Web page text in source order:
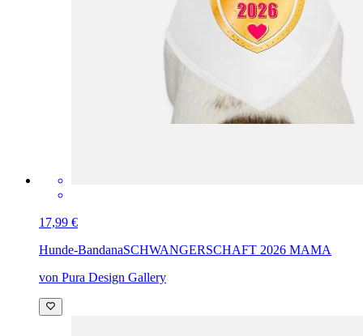
17,99 €
Hunde-BandanaSCHWANGERSCHAFT 2026 MAMA
von Pura Design Gallery